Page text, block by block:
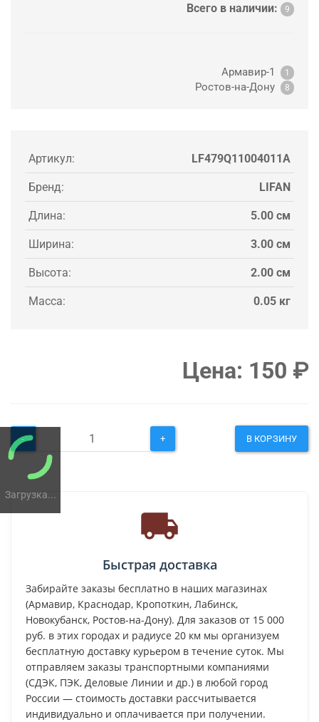
Загрузка...
Всего в наличии: 9
Армавир-1 1
Ростов-на-Дону 8
Артикул: LF479Q11004011A
Бренд: LIFAN
Длина: 5.00 см
Ширина: 3.00 см
Высота: 2.00 см
Масса: 0.05 кг
Цена: 150 ₽
- + В КОРЗИНУ
Быстрая доставка
Забирайте заказы бесплатно в наших магазинах
(Армавир, Краснодар, Кропоткин, Лабинск,
Новокубанск, Ростов-на-Дону). Для заказов от 15 000
руб. в этих городах и радиусе 20 км мы организуем
бесплатную доставку курьером в течение суток. Мы
отправляем заказы транспортными компаниями
(СДЭК, ПЭК, Деловые Линии и др.) в любой город
России — стоимость доставки рассчитывается
индивидуально и оплачивается при получении.